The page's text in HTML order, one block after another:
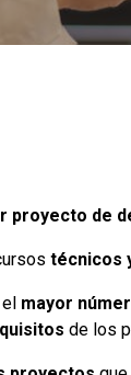
proyecto de
técnicos
mayor
de los